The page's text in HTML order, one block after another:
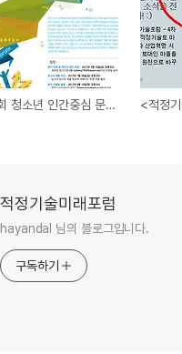
<제5회 청소년 인간중심 문제해결 경진대회> 본선 진출팀을 공고합니다.
적정기술미래포럼
hayandal 님의 블로그입니다.
구독하기